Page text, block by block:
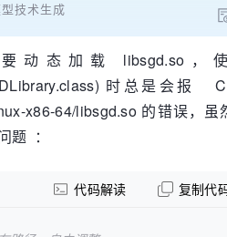
技术生成
动态加载 libsgd.so，
时总是会报
x86-64/libsgd.so 的错误，虽
题 ：
代码解读 复制代